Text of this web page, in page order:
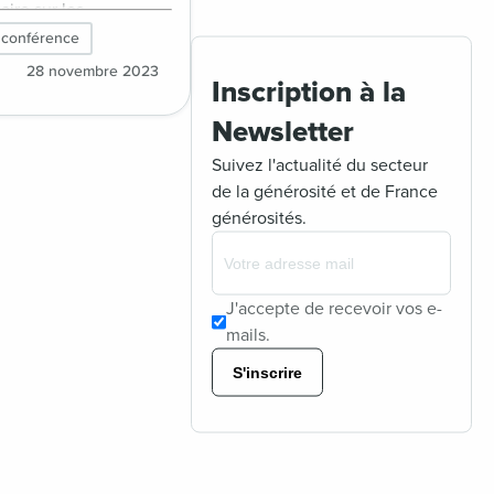
sur les
pour les
de vos OSBL le
avec la présence
28 novembre 2023
Inscription à la
Newsletter
Suivez l'actualité du secteur
de la générosité et de France
générosités.
J'accepte de recevoir vos e-
mails.
S'inscrire